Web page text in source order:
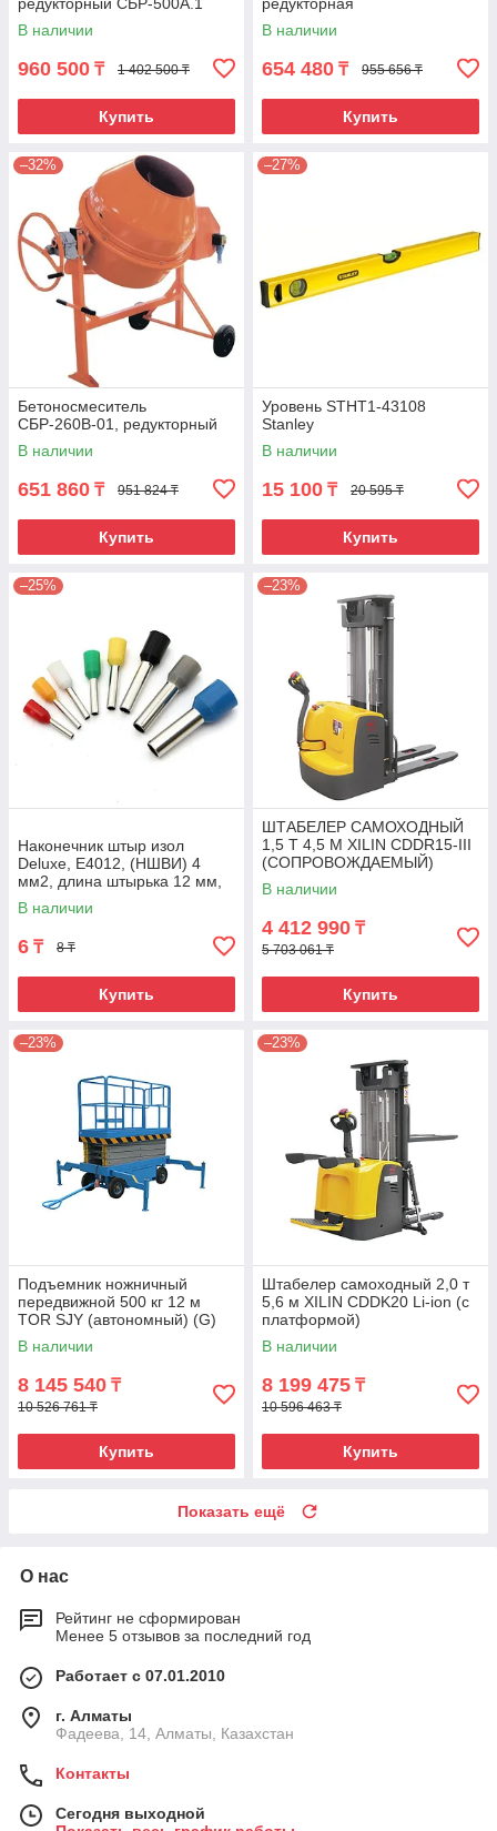
редукторный СБР-500А.1
В наличии
960 500 ₸ 1 402 500 ₸
Купить
редукторная
В наличии
654 480 ₸ 955 656 ₸
Купить
–32%
Бетоносмеситель
СБР-260В-01, редукторный
В наличии
651 860 ₸ 951 824 ₸
Купить
–27%
Уровень STHT1-43108
Stanley
В наличии
15 100 ₸ 20 595 ₸
Купить
–25%
Наконечник штыр изол
Deluxe, Е4012, (НШВИ) 4
мм2, длина штырька 12 мм,
(1000 шт/упак)
В наличии
6 ₸ 8 ₸
Купить
–23%
ШТАБЕЛЕР САМОХОДНЫЙ
1,5 Т 4,5 М XILIN CDDR15-III
(СОПРОВОЖДАЕМЫЙ)
В наличии
4 412 990 ₸
5 703 061 ₸
Купить
–23%
Подъемник ножничный
передвижной 500 кг 12 м
TOR SJY (автономный) (G)
В наличии
8 145 540 ₸
10 526 761 ₸
Купить
–23%
Штабелер самоходный 2,0 т
5,6 м XILIN CDDK20 Li-ion (с
платформой)
В наличии
8 199 475 ₸
10 596 463 ₸
Купить
Показать ещё
О нас
Рейтинг не сформирован
Менее 5 отзывов за последний год
Работает с 07.01.2010
г. Алматы
Фадеева, 14, Алматы, Казахстан
Контакты
Сегодня выходной